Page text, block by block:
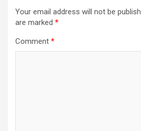
Your email address will not be
are marked *
Comment *